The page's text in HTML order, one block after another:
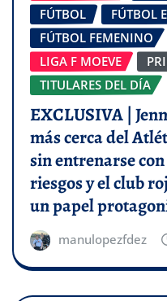
FÚTBOL
FÚTBOL
FÚTBOL FEMENINO
LIGA F MOEVE
TITULARES DEL DÍA
EXCLUSIVA |
más cerca del
sin entrenarse
riesgos y el club
un papel
manulopezfdez